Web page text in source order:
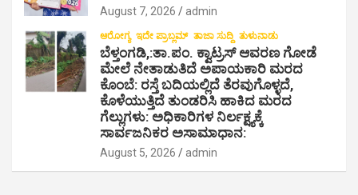
August 7, 2026 admin
ಆರೋಗ್ಯ ಇದೇ ಪ್ರಾಬ್ಲಮ್ ತಾಜಾ ಸುದ್ದಿ ತುಳುನಾಡು
ಬೆಳ್ತಂಗಡಿ,:ತಾ.ಪಂ‌. ಕ್ವಾಟ್ರಸ್ ಆವರಣ ಗೋಡೆ
ಮೇಲೆ ನೇತಾಡುತಿದೆ ಅಪಾಯಕಾರಿ ಮರದ
ಕೊಂಬೆ: ರಸ್ತೆ ಬದಿಯಲ್ಲಿದೆ ತೆರವುಗೊಳ್ಳದೆ,
ಕೊಳೆಯುತ್ತಿದೆ ತುಂಡರಿಸಿ ಹಾಕಿದ ಮರದ
ಗೆಲ್ಲುಗಳು: ಅಧಿಕಾರಿಗಳ ನಿರ್ಲಕ್ಷ್ಯಕ್ಕೆ
ಸಾರ್ವಜನಿಕರ ಅಸಾಮಾಧಾನ:
August 5, 2026 admin